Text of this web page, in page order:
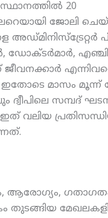
20
ജോലി
അഡ്മിനിസ്‌ട്രേറ്റര്‍
ഡോക്ടര്‍മാര്‍,
ഇതോടെ മാസം മൂന്ന്
ദ്വീപിലെ സമ്പദ്
ഇത് വലിയ
ആരോഗ്യം,
തുടങ്ങിയ